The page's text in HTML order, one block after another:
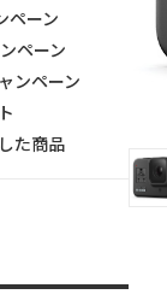
ペーン
ペーン
ンペーン
た商品